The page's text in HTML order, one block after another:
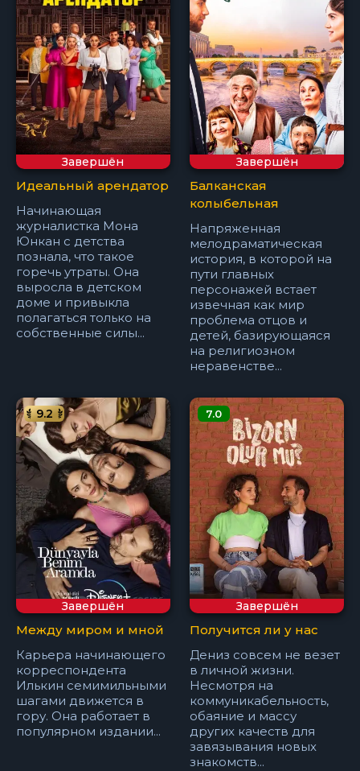
Завершён
Идеальный арендатор
Начинающая
журналистка Мона
Юнкан с детства
познала, что такое
горечь утраты. Она
выросла в детском
доме и привыкла
полагаться только на
собственные силы...
Завершён
Балканская
колыбельная
Напряженная
мелодраматическая
история, в которой на
пути главных
персонажей встает
извечная как мир
проблема отцов и
детей, базирующаяся
на религиозном
неравенстве...
Завершён
9.2
Между миром и мной
Карьера начинающего
корреспондента
Илькин семимильными
шагами движется в
гору. Она работает в
популярном издании...
Завершён
7.0
Получится ли у нас
Дениз совсем не везет
в личной жизни.
Несмотря на
коммуникабельность,
обаяние и массу
других качеств для
завязывания новых
знакомств...